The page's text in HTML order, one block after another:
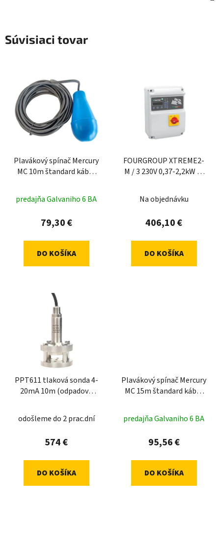
Súvisiaci tovar
Plavákový spínač Mercury
MC 10m štandard kábel
predajňa Galvaniho 6 BA
79,30 €
DO KOŠÍKA
FOURGROUP XTREME2-
M / 3 230V 0,37-2,2kW 2-
Na objednávku
406,10 €
DO KOŠÍKA
PPT611 tlaková sonda 4-
20mA 10m (odpadová
odošleme do 2 prac.dní
574 €
DO KOŠÍKA
Plavákový spínač Mercury
MC 15m štandard kábel
predajňa Galvaniho 6 BA
95,56 €
DO KOŠÍKA